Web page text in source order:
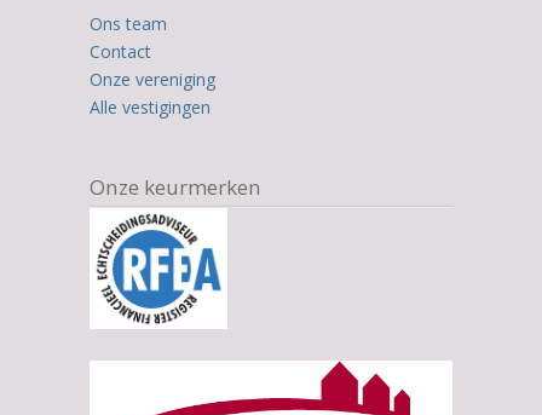
12.345
ratings
Ons team
Contact
Onze vereniging
Alle vestigingen
Onze keurmerken